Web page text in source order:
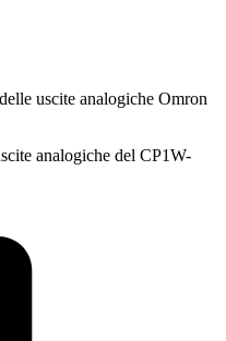
uscite analogiche Omron
analogiche del CP1W-